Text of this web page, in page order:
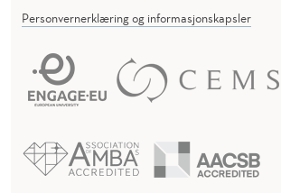
Personvernerklæring og informasjonskapsler